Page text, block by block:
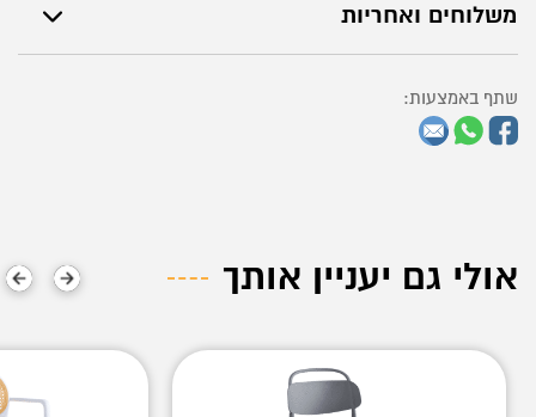
משלוחים ואחריות
שתף באמצעות:
אולי גם יעניין אותך